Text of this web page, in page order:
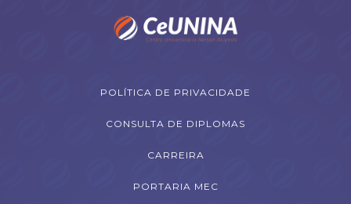
POLÍTICA DE PRIVACIDADE
CONSULTA DE DIPLOMAS
CARREIRA
PORTARIA MEC